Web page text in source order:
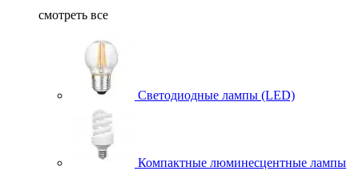
смотреть все
Светодиодные лампы (LED)
Компактные люминесцентные лампы